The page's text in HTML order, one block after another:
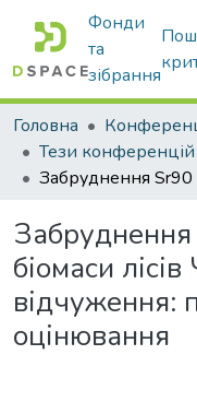
Фонди
та
зібрання
Головна
Тези
біомаси
відчуження:
оцінювання